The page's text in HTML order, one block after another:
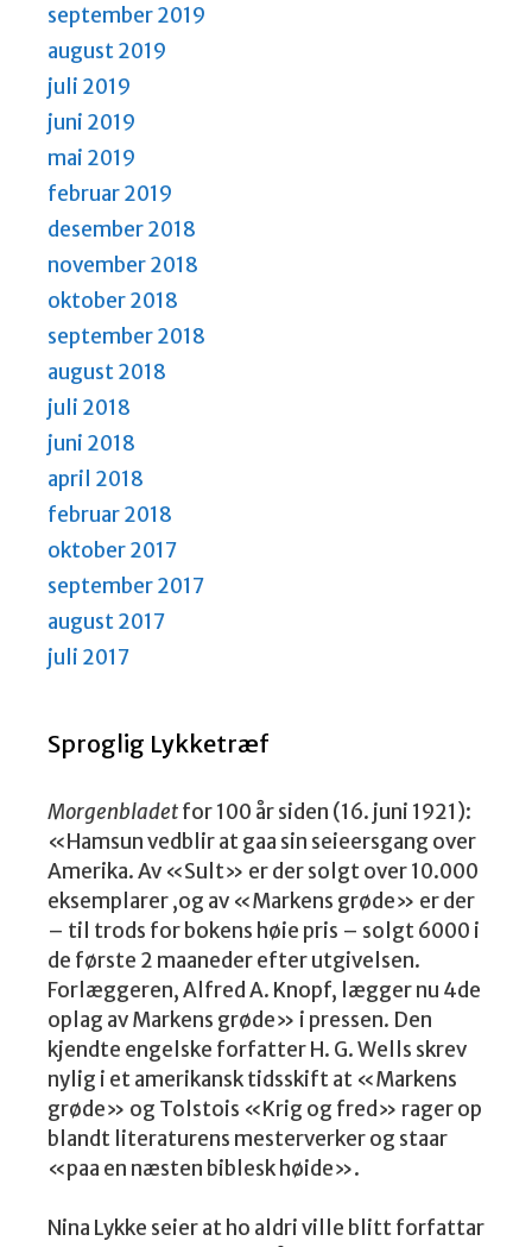
september 2019
august 2019
juli 2019
juni 2019
mai 2019
februar 2019
desember 2018
november 2018
oktober 2018
september 2018
august 2018
juli 2018
juni 2018
april 2018
februar 2018
oktober 2017
september 2017
august 2017
juli 2017
Sproglig Lykketræf
Morgenbladetfor 100 år siden (16. juni 1921):
«Hamsun vedblir at gaa sin seieersgang over
Amerika. Av «Sult» er der solgt over 10.000
eksemplarer ,og av «Markens grøde» er der
– til trods for bokens høie pris – solgt 6000 i
de første 2 maaneder efter utgivelsen.
Forlæggeren, Alfred A. Knopf, lægger nu 4de
oplag av Markens grøde» i pressen. Den
kjendte engelske forfatter H. G. Wells skrev
nylig i et amerikansk tidsskift at «Markens
grøde» og Tolstois «Krig og fred» rager op
blandt literaturens mesterverker og staar
«paa en næsten biblesk høide».
Nina Lykke seier at ho aldri ville blitt forfattar